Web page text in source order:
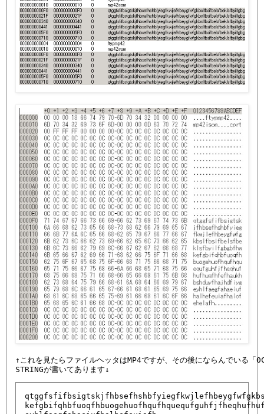
↑これを見たらファイルヘッタはMP4ですが、その後にならんでいる「